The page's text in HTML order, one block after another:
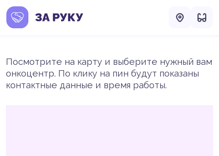
Посмотрите на карту и выберите нужный вам
онкоцентр. По клику на пин будут показаны
контактные данные и время работы.